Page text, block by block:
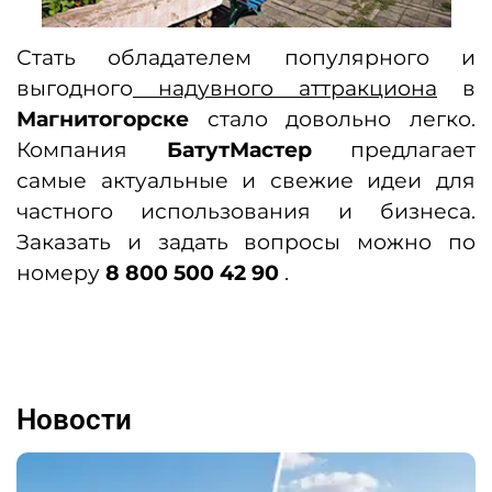
Стать обладателем популярного и
выгодного надувного аттракциона в
Магнитогорске cтало довольно легко.
Компания БатутМастерпредлагает
самые актуальные и свежие идеи для
частного использования и бизнеса.
Заказать и задать вопросы можно по
номеру 8 800 500 42 90 .
Новости